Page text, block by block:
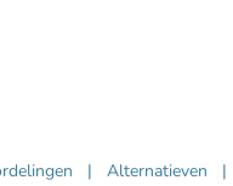
| Alternatieven |